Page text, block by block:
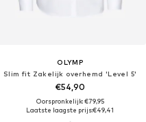
OLYMP
Slim fit Zakelijk overhemd 'Level 5'
€54,90
Oorspronkelijk: €79,95
Laatste laagste prijs:€49,41